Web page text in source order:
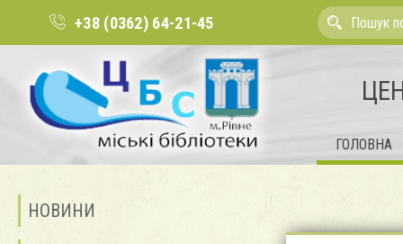
+38 (0362) 64-21-45
ГОЛОВНА
НОВИНИ